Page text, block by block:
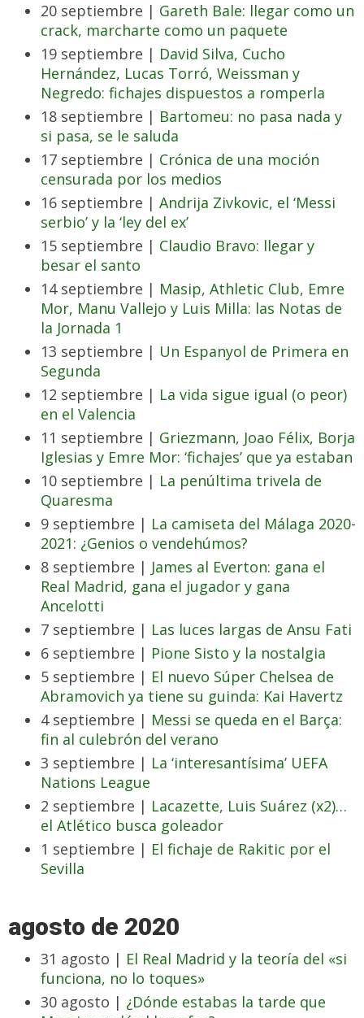
20 septiembre | Gareth Bale: llegar como un
crack, marcharte como un paquete
19 septiembre | David Silva, Cucho
Hernández, Lucas Torró, Weissman y
Negredo: fichajes dispuestos a romperla
18 septiembre | Bartomeu: no pasa nada y
si pasa, se le saluda
17 septiembre | Crónica de una moción
censurada por los medios
16 septiembre | Andrija Zivkovic, el ‘Messi
serbio’ y la ‘ley del ex’
15 septiembre | Claudio Bravo: llegar y
besar el santo
14 septiembre | Masip, Athletic Club, Emre
Mor, Manu Vallejo y Luis Milla: las Notas de
la Jornada 1
13 septiembre | Un Espanyol de Primera en
Segunda
12 septiembre | La vida sigue igual (o peor)
en el Valencia
11 septiembre | Griezmann, Joao Félix, Borja
Iglesias y Emre Mor: ‘fichajes’ que ya estaban
10 septiembre | La penúltima trivela de
Quaresma
9 septiembre | La camiseta del Málaga 2020-
2021: ¿Genios o vendehúmos?
8 septiembre | James al Everton: gana el
Real Madrid, gana el jugador y gana
Ancelotti
7 septiembre | Las luces largas de Ansu Fati
6 septiembre | Pione Sisto y la nostalgia
5 septiembre | El nuevo Súper Chelsea de
Abramovich ya tiene su guinda: Kai Havertz
4 septiembre | Messi se queda en el Barça:
fin al culebrón del verano
3 septiembre | La ‘interesantísima’ UEFA
Nations League
2 septiembre | Lacazette, Luis Suárez (x2)…
el Atlético busca goleador
1 septiembre | El fichaje de Rakitic por el
Sevilla
agosto de 2020
31 agosto | El Real Madrid y la teoría del «si
funciona, no lo toques»
30 agosto | ¿Dónde estabas la tarde que